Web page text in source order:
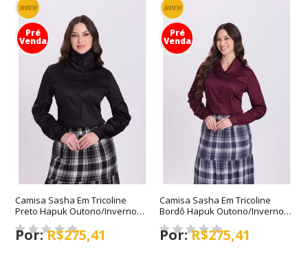
novo
Pré
Venda
Camisa Sasha Em Tricoline
Preto Hapuk Outono/Inverno
2026
R$275,41
novo
Pré
Venda
Camisa Sasha Em Tricoline
Bordô Hapuk Outono/Inverno
2026
R$275,41